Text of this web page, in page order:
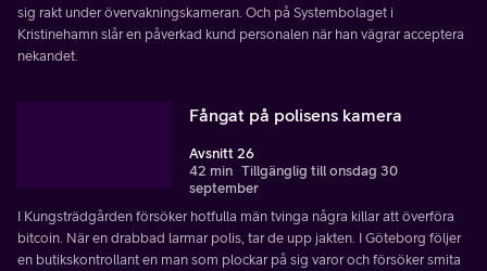
sig rakt under övervakningskameran. Och på Systembolaget i
Kristinehamn slår en påverkad kund personalen när han vägrar acceptera
nekandet.
Fångat på polisens kamera
Avsnitt 26
42 min Tillgänglig till onsdag 30
september
I Kungsträdgården försöker hotfulla män tvinga några killar att överföra
bitcoin. När en drabbad larmar polis, tar de upp jakten. I Göteborg följer
en butikskontrollant en man som plockar på sig varor och försöker smita